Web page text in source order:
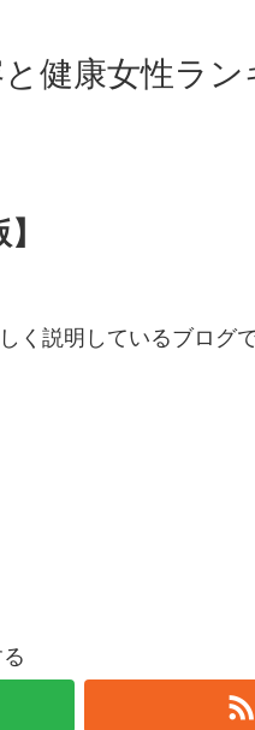
健康女性ラ
く説明しているブログで